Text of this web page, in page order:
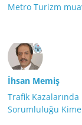
Metro Turizm
İhsan Memiş
Trafik
Sorumluluğu